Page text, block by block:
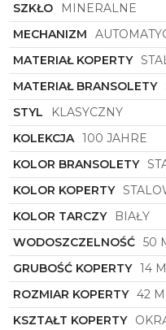
tylko trwałość
który zyskuje na
wykończeniom.
dodaje zegarkowi
podkreślając jego
Biela tarcza z
dla klasycznych cyfr i
odczyt godzin.
stalowymi elementami
prezentuje się
zachowuje czytelność
Zegarek Męski
narzędzie do
podkreślający Twój styl
klasycznej elegancji,
unikalnemu
stanie się
garderoby, dodając jej
Pozwól sobie na
wyjątkowy model od
SZKŁO
MINERALNE
MECHANIZM
MATERIAŁ KOPERTY
MATERIAŁ BRANSOLETY
STYL
KLASYCZNY
KOLEKCJA 100 JAHRE
KOLOR BRANSOLETY
KOLOR KOPERTY
KOLOR TARCZY
BIAŁY
WODOSZCZELNOŚĆ 50
GRUBOŚĆ KOPERTY 14
ROZMIAR KOPERTY 42
KSZTAŁT KOPERTY